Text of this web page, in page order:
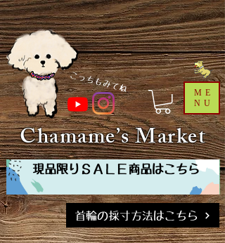
ME
NU
Chamame’s Market
現品限りＳＡＬＥ商品はこちら
首輪の採寸方法はこちら
​こっちもみてね